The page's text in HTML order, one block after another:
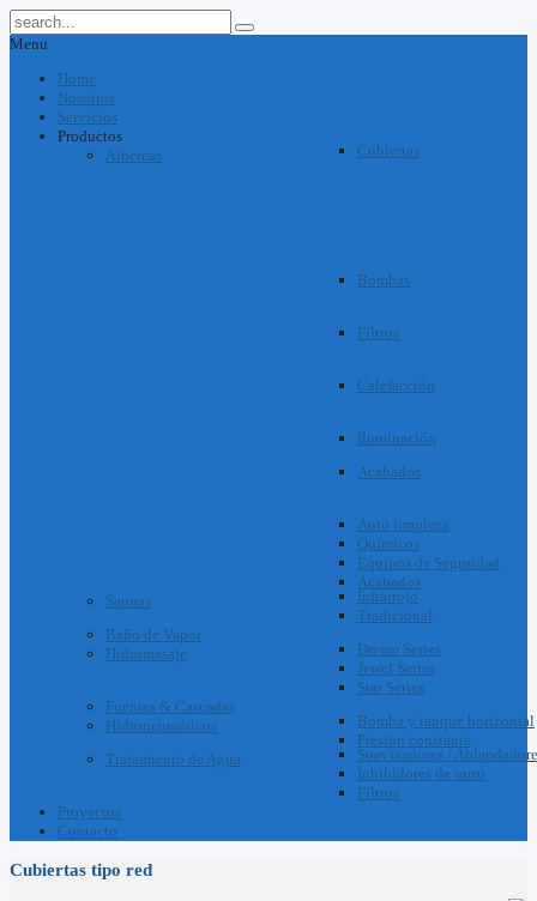
Menu
Home
Nosotros
Servicios
Productos
Albercas
Cubiertas
Bombas
Filtros
Calefacción
Iluminación
Acabados
Auto limpieza
Químicos
Equipos de Seguridad
Acabados
Saunas
Infrarrojo
Tradicional
Baño de Vapor
Hidromasaje
Dream Series
Jewel Series
Star Series
Fuentes & Cascadas
Hidroneumáticos
Bomba y tanque horizontal
Presión constante
Tratamiento de Agua
Suavizadores /
Inhibidores de sarro
Filtros
Proyectos
Contacto
Cubiertas tipo red